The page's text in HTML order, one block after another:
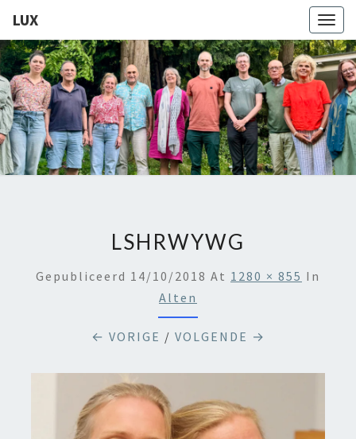
LUX
LUX
Kamerkoor
Onder
Leiding
Van
Angeliki
Ploka
LSHRWYWG
Gepubliceerd 14/10/2018 At 1280 × 855 In
Alten
← VORIGE / VOLGENDE →